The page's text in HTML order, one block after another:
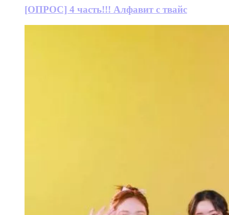
[ОПРОС] 4 часть!!! Алфавит с твайс